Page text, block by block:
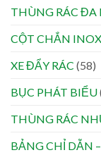
THÙNG RÁC ĐA
CỘT CHẮN INOX
XE ĐẨY RÁC (58)
BỤC PHÁT BIỂU
THÙNG RÁC
BẢNG CHỈ DẪN